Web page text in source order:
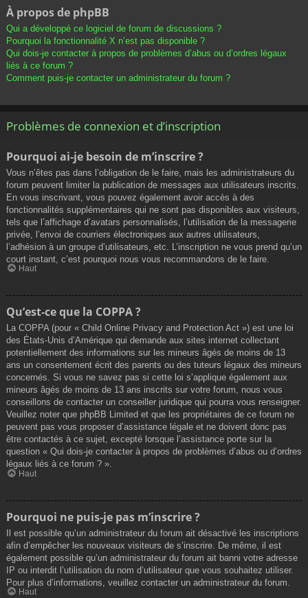
À propos de phpBB
Qui a développé ce logiciel de forum de discussions ?
Pourquoi la fonctionnalité X n’est pas disponible ?
Qui dois-je contacter à propos de problèmes d’abus ou d’ordres légaux
liés à ce forum ?
Comment puis-je contacter un administrateur du forum ?
Problèmes de connexion et d’inscription
Pourquoi ai-je besoin de m’inscrire ?
Vous n’êtes pas dans l’obligation de le faire, mais les administrateurs du
forum peuvent limiter la publication de messages aux utilisateurs inscrits.
En vous inscrivant, vous pouvez également avoir accès à des
fonctionnalités supplémentaires qui ne sont pas disponibles aux visiteurs,
tels que l’affichage d’avatars personnalisés, l’utilisation de la messagerie
privée, l’envoi de courriers électroniques aux autres utilisateurs,
l’adhésion à un groupe d’utilisateurs, etc. L’inscription ne vous prend qu’un
court instant, c’est pourquoi nous vous recommandons de le faire.
Haut
Qu’est-ce que la COPPA ?
La COPPA (pour « Child Online Privacy and Protection Act ») est une loi
des États-Unis d’Amérique qui demande aux sites internet collectant
potentiellement des informations sur les mineurs âgés de moins de 13
ans un consentement écrit des parents ou des tuteurs légaux des mineurs
concernés. Si vous ne savez pas si cette loi s’applique également aux
mineurs âgés de moins de 13 ans inscrits sur votre forum, nous vous
conseillons de contacter un conseiller juridique qui pourra vous renseigner.
Veuillez noter que phpBB Limited et que les propriétaires de ce forum ne
peuvent pas vous proposer d’assistance légale et ne doivent donc pas
être contactés à ce sujet, excepté lorsque l’assistance porte sur la
question « Qui dois-je contacter à propos de problèmes d’abus ou d’ordres
légaux liés à ce forum ? ».
Haut
Pourquoi ne puis-je pas m’inscrire ?
Il est possible qu’un administrateur du forum ait désactivé les inscriptions
afin d’empêcher les nouveaux visiteurs de s’inscrire. De même, il est
également possible qu’un administrateur du forum ait banni votre adresse
IP ou interdit l’utilisation du nom d’utilisateur que vous souhaitez utiliser.
Pour plus d’informations, veuillez contacter un administrateur du forum.
Haut